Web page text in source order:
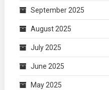
September 2025
August 2025
July 2025
June 2025
May 2025